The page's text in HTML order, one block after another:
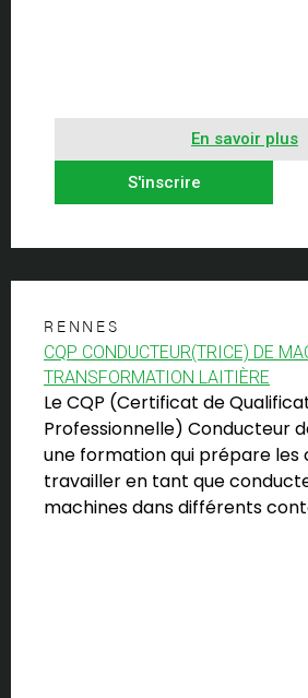
En savoir plus
S'inscrire
RENNES
CQP CONDUCTEUR(TRICE) DE
TRANSFORMATION LAITIÈRE
Le CQP (Certificat de
Professionnelle) Conducteur
une formation qui prépare les
travailler en tant que
machines dans différents